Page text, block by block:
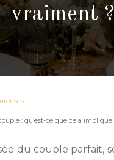
vraiment ?
: qu’est-ce que cela
du couple parfait,